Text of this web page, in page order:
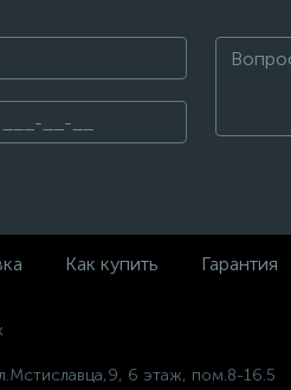
Как купить Гарантия
6 этаж, пом.8-16.5